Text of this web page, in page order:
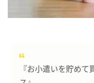
『お小遣いを貯め